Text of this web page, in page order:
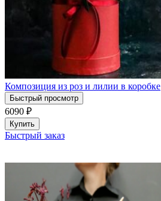
Композиция из роз и лилии в коробке
Быстрый просмотр
6090 ₽
Купить
Быстрый заказ